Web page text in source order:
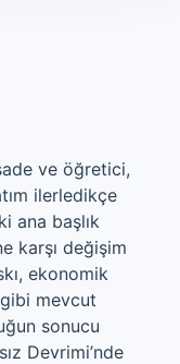
ve öğretici,
ilerledikçe
ana başlık
karşı değişim
ekonomik
mevcut
sonucu
Devrimi’nde